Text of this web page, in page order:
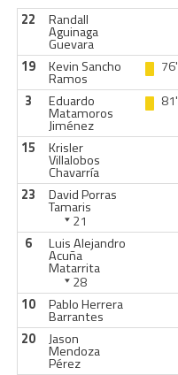
22 Randall
Aguinaga
Guevara
19
Kevin Sancho
Ramos
76'
3
Eduardo
Matamoros
Jiménez
81'
15 Krisler
Villalobos
Chavarría
23
David Porras
Tamaris
21
6
Luis Alejandro
Acuña
Matarrita
28
10
Pablo Herrera
Barrantes
20
Jason
Mendoza
Pérez